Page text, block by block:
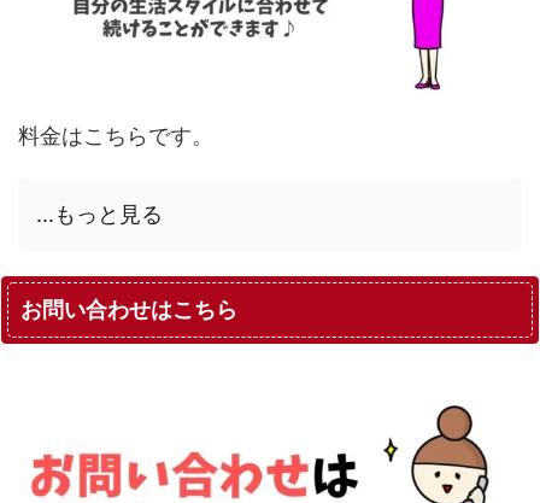
料金はこちらです。
...もっと見る
お問い合わせはこちら